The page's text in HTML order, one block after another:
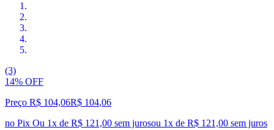
(3)
14% OFF
Preço R$ 104,06R$ 104,06
no Pix Ou 1x de R$ 121,00 sem jurosou 1x de R$ 121,00 sem juros